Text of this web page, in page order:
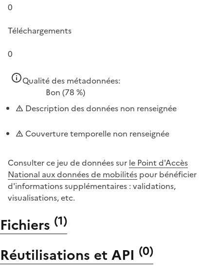
0
Téléchargements
0
Qualité des métadonnées:
Bon (78 %)
Description des données non renseignée
Couverture temporelle non renseignée
Consulter ce jeu de données sur le Point d'Accès
National aux données de mobilités pour bénéficier
d'informations supplémentaires : validations,
visualisations, etc.
Fichiers (1)
Réutilisations et API (0)